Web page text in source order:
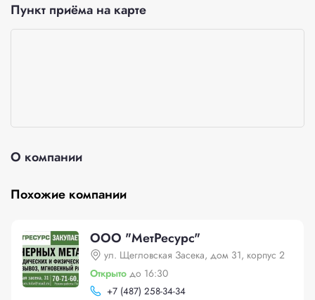
Пункт приёма на карте
О компании
Похожие компании
ООО "МетРесурс"
ул. Щегловская Засека, дом 31, корпус 2
Открыто до 16:30
+7 (487) 258-34-34